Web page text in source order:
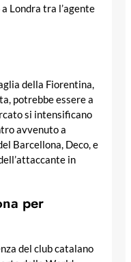
Londra tra l’agente
della Fiorentina,
potrebbe essere a
si intensificano
avvenuto a
Barcellona, Deco, e
in
per
del club catalano